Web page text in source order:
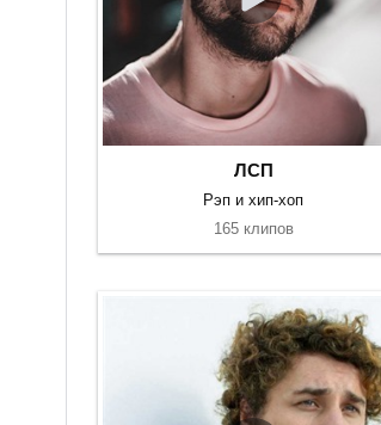
ЛСП
Рэп и хип-хоп
165 клипов